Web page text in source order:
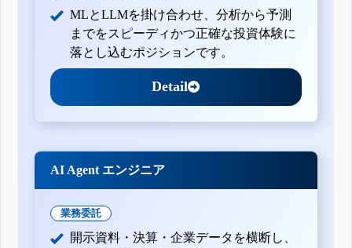
MLとLLMを掛け合わせ、分析から予測
までをスピーディかつ正確な投資体験に
落とし込むポジションです。
Detail
AI Agent エンジニア
業務委託
開示資料・決算・企業データを横断し、